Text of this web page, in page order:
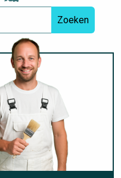
Zoeken